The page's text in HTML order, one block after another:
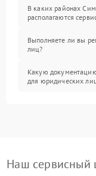
В каких районах
располагаются
Выполняете ли вы
лиц?
Какую
для юридических
Наш сервисный